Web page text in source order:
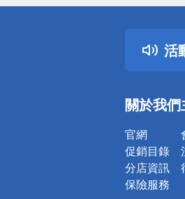
活
關於我們
官網
促銷目錄
分店資訊
保險服務